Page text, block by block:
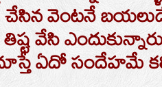
వెంటనే
వేసి
ఏదో సందేహమే